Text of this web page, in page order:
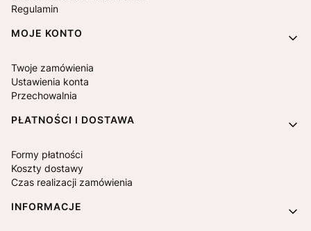
Regulamin
MOJE KONTO
Twoje zamówienia
Ustawienia konta
Przechowalnia
PŁATNOŚCI I DOSTAWA
Formy płatności
Koszty dostawy
Czas realizacji zamówienia
INFORMACJE